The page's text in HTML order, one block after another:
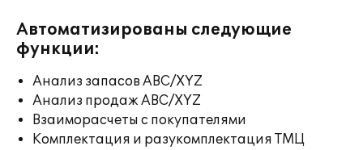
Автоматизированы следующие
функции:
Анализ запасов ABC/XYZ
Анализ продаж ABC/XYZ
Взаиморасчеты с покупателями
Комплектация и разукомплектация ТМЦ